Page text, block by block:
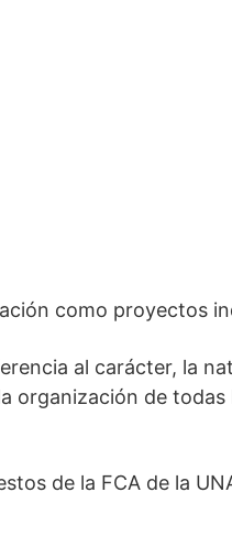
como proyectos
al carácter, la
organización de
de la FCA de la